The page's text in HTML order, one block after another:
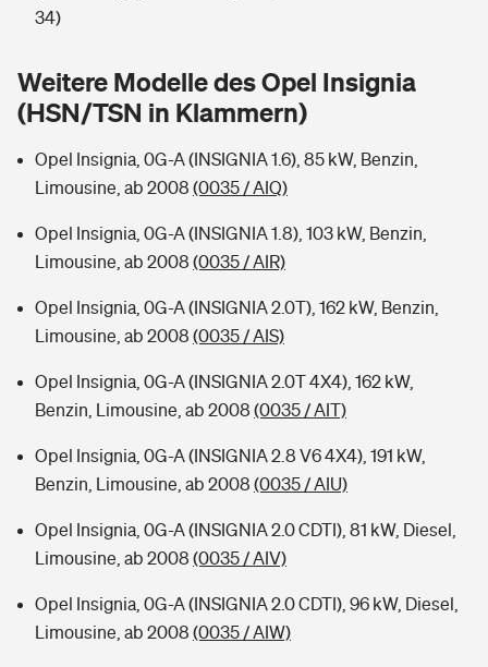
Hochwasser-Check: Wie gefährdet ist Ihr Haus?
Wer versichert was: Jetzt Versicherer finden
Sie haben Fragen?
Private Cyberversicherung
Musikinstrumentenversicherung
Zur Übersicht
Typklassen: So ist Ihr Auto eingestuft
Sie haben Fragen?
Rentenrechner: Wie viel Geld bekomme ich im Alter?
34)
Weitere Modelle des Opel Insignia
(HSN/TSN in Klammern)
Opel Insignia, 0G-A (INSIGNIA 1.6), 85 kW, Benzin,
Limousine, ab 2008 (0035 / AIQ)
Opel Insignia, 0G-A (INSIGNIA 1.8), 103 kW, Benzin,
Limousine, ab 2008 (0035 / AIR)
Opel Insignia, 0G-A (INSIGNIA 2.0T), 162 kW, Benzin,
Limousine, ab 2008 (0035 / AIS)
Opel Insignia, 0G-A (INSIGNIA 2.0T 4X4), 162 kW,
Benzin, Limousine, ab 2008 (0035 / AIT)
Opel Insignia, 0G-A (INSIGNIA 2.8 V6 4X4), 191 kW,
Benzin, Limousine, ab 2008 (0035 / AIU)
Opel Insignia, 0G-A (INSIGNIA 2.0 CDTI), 81 kW, Diesel,
Limousine, ab 2008 (0035 / AIV)
Opel Insignia, 0G-A (INSIGNIA 2.0 CDTI), 96 kW, Diesel,
Limousine, ab 2008 (0035 / AIW)